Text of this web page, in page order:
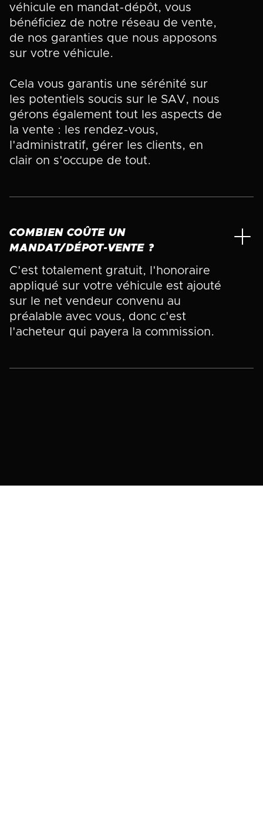
véhicule en mandat-dépôt, vous
bénéficiez de notre réseau de vente,
de nos garanties que nous apposons
sur votre véhicule.
Cela vous garantis une sérénité sur
les potentiels soucis sur le SAV, nous
gérons également tout les aspects de
la vente : les rendez-vous,
l'administratif, gérer les clients, en
clair on s'occupe de tout.
COMBIEN COÛTE UN
MANDAT/DÉPOT-VENTE ?
C'est totalement gratuit, l'honoraire
appliqué sur votre véhicule est ajouté
sur le net vendeur convenu au
préalable avec vous, donc c'est
l'acheteur qui payera la commission.